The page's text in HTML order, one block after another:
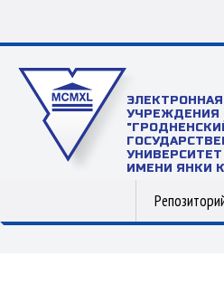
УЧРЕЖДЕНИЯ
УНИВЕРСИТЕТ
ИМЕНИ ЯНКИ